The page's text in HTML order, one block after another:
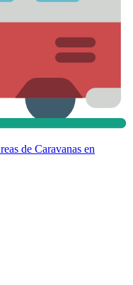
de Caravanas en